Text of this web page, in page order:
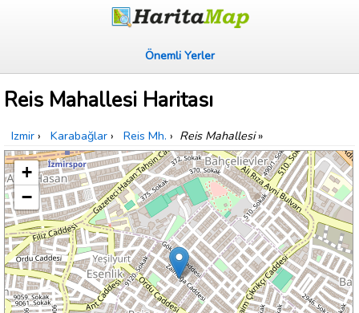
Önemli Yerler
Reis Mahallesi Haritası
Izmir › Karabağlar › Reis Mh. › Reis Mahallesi»
+
−